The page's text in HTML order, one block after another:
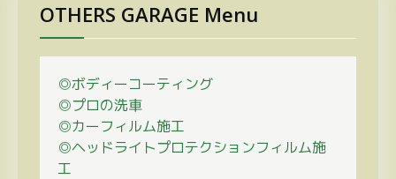
OTHERS GARAGE Menu
◎ボディーコーティング
◎プロの洗車
◎カーフィルム施工
◎ヘッドライトプロテクションフィルム施
工